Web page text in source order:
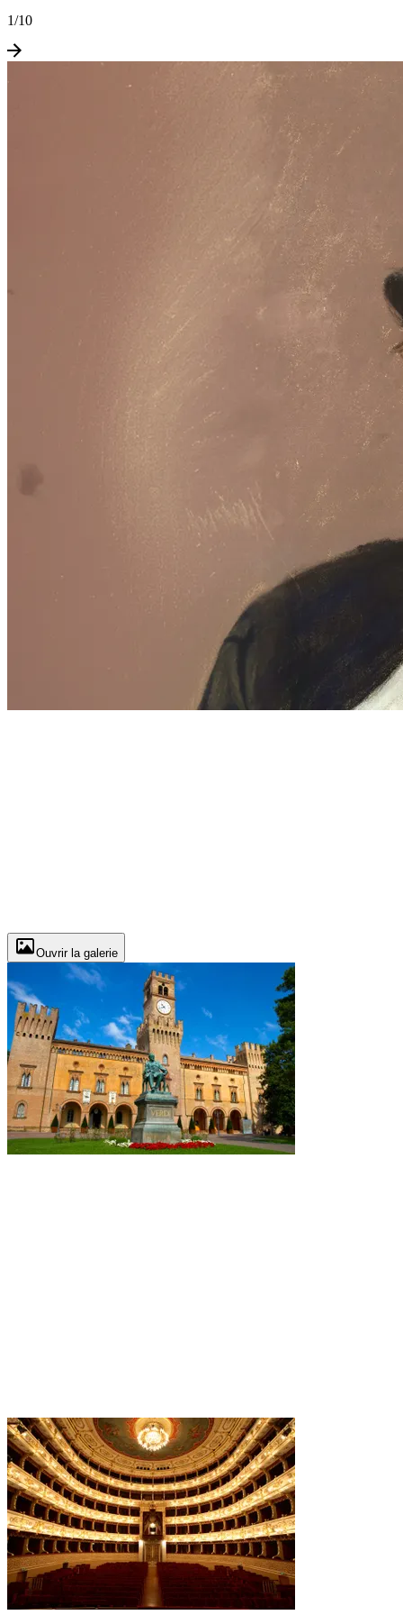
1/10
Ouvrir la galerie